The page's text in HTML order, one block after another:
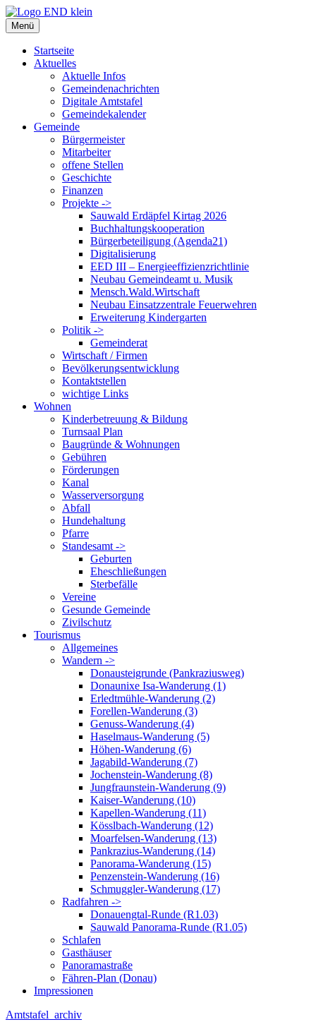
Zum
Inhalt
springen
Menü
Startseite
Aktuelles
Aktuelle Infos
Gemeindenachrichten
Digitale Amtstafel
Gemeindekalender
Gemeinde
Bürgermeister
Mitarbeiter
offene Stellen
Geschichte
Finanzen
Projekte ->
Sauwald Erdäpfel Kirtag 2026
Buchhaltungskooperation
Bürgerbeteiligung (Agenda21)
Digitalisierung
EED III – Energieeffizienzrichtlinie
Neubau Gemeindeamt u. Musik
Mensch.Wald.Wirtschaft
Neubau Einsatzzentrale Feuerwehren
Erweiterung Kindergarten
Politik ->
Gemeinderat
Wirtschaft / Firmen
Bevölkerungsentwicklung
Kontaktstellen
wichtige Links
Wohnen
Kinderbetreuung & Bildung
Turnsaal Plan
Baugründe & Wohnungen
Gebühren
Förderungen
Kanal
Wasserversorgung
Abfall
Hundehaltung
Pfarre
Standesamt ->
Geburten
Eheschließungen
Sterbefälle
Vereine
Gesunde Gemeinde
Zivilschutz
Tourismus
Allgemeines
Wandern ->
Donausteigrunde (Pankraziusweg)
Donaunixe Isa-Wanderung (1)
Erledtmühle-Wanderung (2)
Forellen-Wanderung (3)
Genuss-Wanderung (4)
Haselmaus-Wanderung (5)
Höhen-Wanderung (6)
Jagabild-Wanderung (7)
Jochenstein-Wanderung (8)
Jungfraunstein-Wanderung (9)
Kaiser-Wanderung (10)
Kapellen-Wanderung (11)
Kösslbach-Wanderung (12)
Moarfelsen-Wanderung (13)
Pankrazius-Wanderung (14)
Panorama-Wanderung (15)
Penzenstein-Wanderung (16)
Schmuggler-Wanderung (17)
Radfahren ->
Donauengtal-Runde (R1.03)
Sauwald Panorama-Runde (R1.05)
Schlafen
Gasthäuser
Panoramastraße
Fähren-Plan (Donau)
Impressionen
Amtstafel_archiv